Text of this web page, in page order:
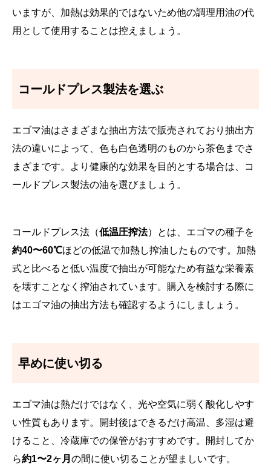
いますが、加熱は効果的ではないため他の調理用油の代
用として使用することは控えましょう。
コールドプレス製法を選ぶ
エゴマ油はさまざまな抽出方法で販売されており抽出方
法の違いによって、色も白色透明のものから茶色までさ
まざまです。より健康的な効果を目的とする場合は、コ
ールドプレス製法の油を選びましょう。
コールドプレス法（低温圧搾法）とは、エゴマの種子を
約40〜60℃ほどの低温で加熱し搾油したものです。加熱
式と比べると低い温度で抽出が可能なため有益な栄養素
を壊すことなく搾油されています。購入を検討する際に
はエゴマ油の抽出方法も確認するようにしましょう。
早めに使い切る
エゴマ油は熱だけではなく、光や空気に弱く酸化しやす
い性質もあります。開封後はできるだけ高温、多湿は避
けること、冷蔵庫での保管がおすすめです。開封してか
ら約1〜2ヶ月 の間に使い切ることが望ましいです。